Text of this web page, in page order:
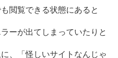
閲覧できる状態にあると
ーが出てしまっていたりと
、「怪しいサイトなんじゃ